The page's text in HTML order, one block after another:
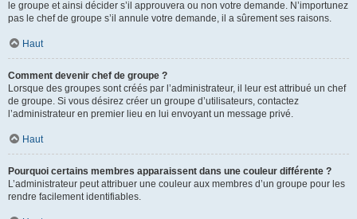
le groupe et ainsi décider s’il approuvera ou non votre demande. N’importunez
pas le chef de groupe s’il annule votre demande, il a sûrement ses raisons.
Haut
Comment devenir chef de groupe ?
Lorsque des groupes sont créés par l’administrateur, il leur est attribué un chef
de groupe. Si vous désirez créer un groupe d’utilisateurs, contactez
l’administrateur en premier lieu en lui envoyant un message privé.
Haut
Pourquoi certains membres apparaissent dans une couleur différente ?
L’administrateur peut attribuer une couleur aux membres d’un groupe pour les
rendre facilement identifiables.